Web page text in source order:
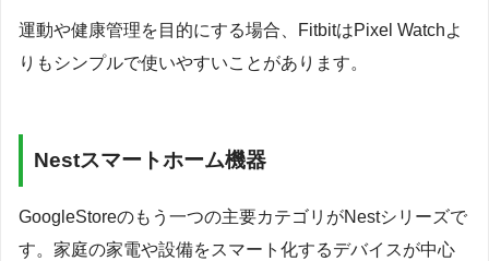
運動や健康管理を目的にする場合、FitbitはPixel Watchよ
りもシンプルで使いやすいことがあります。
Nestスマートホーム機器
GoogleStoreのもう一つの主要カテゴリがNestシリーズで
す。家庭の家電や設備をスマート化するデバイスが中心